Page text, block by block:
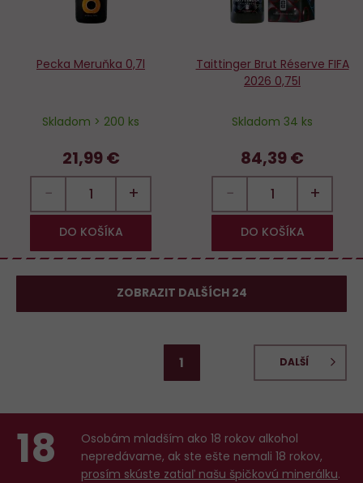
Pecka Meruňka 0,7l
Skladom > 200 ks
21,99 €
− +
DO KOŠÍKA
Taittinger Brut Réserve FIFA
2026 0,75l
Skladom 34 ks
84,39 €
− +
DO KOŠÍKA
ZOBRAZIT DALŠÍCH 24
1 DALŠÍ
18
Osobám mladším ako 18 rokov alkohol
nepredávame, ak ste ešte nemali 18 rokov,
prosím skúste zatiaľ našu špičkovú minerálku.